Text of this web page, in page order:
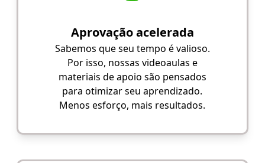
Aprovação acelerada
Sabemos que seu tempo é valioso.
Por isso, nossas videoaulas e
materiais de apoio são pensados
para otimizar seu aprendizado.
Menos esforço, mais resultados.